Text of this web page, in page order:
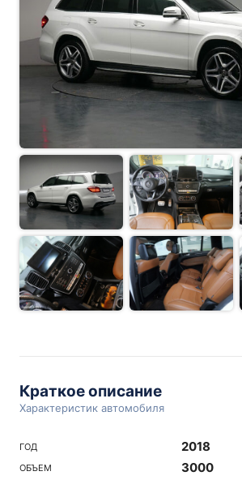
Краткое описание
Характеристик автомобиля
ГОД 2018
ОБЪЕМ 3000